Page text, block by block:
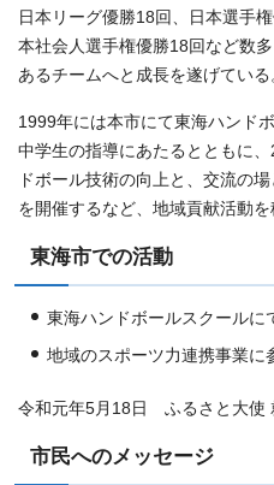
日本リーグ優勝18回、日本選手
本社会人選手権優勝18回など数
あるチームへと成長を遂げている
1999年には本市にて東海ハンド
中学生の指導にあたるとともに
ドボール技術の向上と、交流の
を開催するなど、地域貢献活動を
東海市での活動
東海ハンドボールスクールに
地域のスポーツ力連携事業に
令和元年5月18日 ふるさと大使
市民へのメッセージ